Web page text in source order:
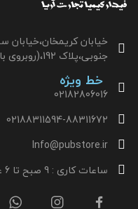
خیابان کریمخان،خیابان
جنوبی،پلاک 192،(روبروی بانک سپه)طبقه 3،واحد 14
خط ویژه
02182806016
02188311594-88311672
Info@pubstore.ir
ساعات کاری : 9 صبح تا 6 عصر